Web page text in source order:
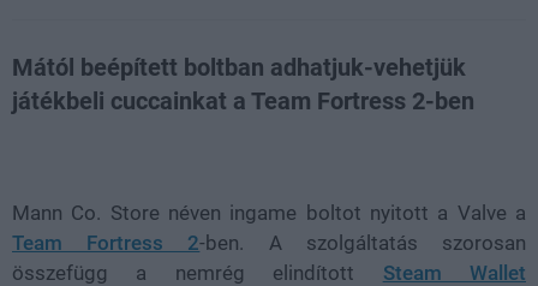
Mától beépített boltban adhatjuk-vehetjük
játékbeli cuccainkat a Team Fortress 2-ben
Mann Co. Store néven ingame boltot nyitott a Valve a
Team Fortress 2-ben. A szolgáltatás szorosan
összefügg a nemrég elindított Steam Wallet